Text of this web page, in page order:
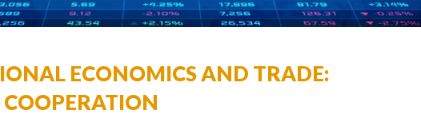
ECONOMICS AND TRADE: